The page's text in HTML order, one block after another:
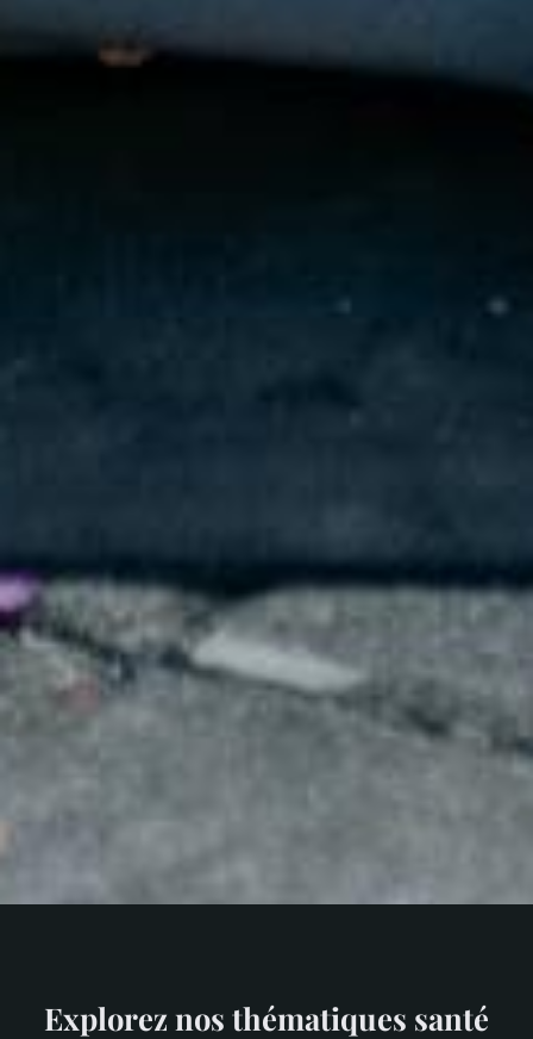
Explorez nos thématiques santé